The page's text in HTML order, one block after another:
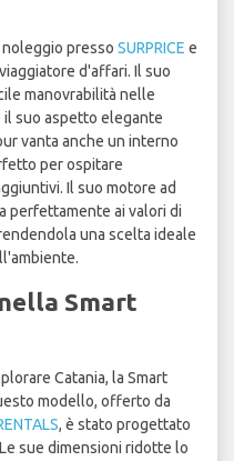
noleggio presso SURPRICE e
d'affari. Il suo
manovrabilità nelle
suo aspetto elegante
vanta anche un interno
per ospitare
Il suo motore ad
perfettamente ai valori di
una scelta ideale
Smart
Catania, la Smart
modello, offerto da
, è stato progettato
sue dimensioni ridotte lo